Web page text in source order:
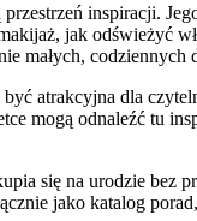
inspiracji.
jak odświeżyć
małych, codziennych
atrakcyjna dla
mogą odnaleźć tu
się na urodzie bez
jako katalog